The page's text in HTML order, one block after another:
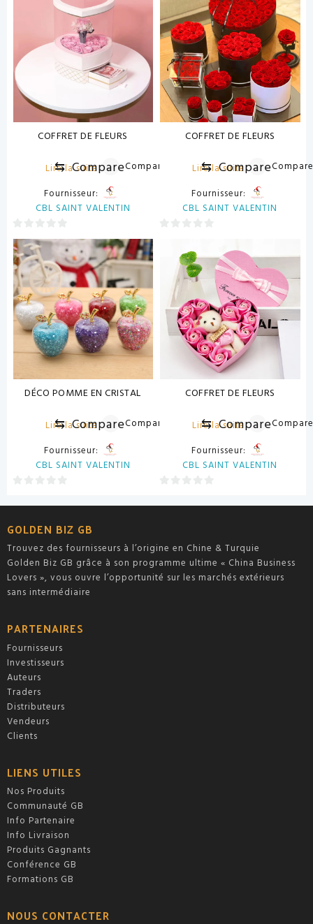
COFFRET DE FLEURS
Lire la suite
⇆ CompareCompare
Fournisseur:
CBL SAINT VALENTIN
0
sur
5
COFFRET DE FLEURS
Lire la suite
⇆ Compare
Fournisseur:
CBL SAINT VALENTIN
DÉCO POMME EN CRISTAL
Lire la suite
⇆ CompareCompare
Fournisseur:
CBL SAINT VALENTIN
sur
COFFRET DE FLEURS
Lire la suite
⇆ Compare
Fournisseur:
CBL SAINT VALENTIN
sur
GOLDEN BIZ GB
Trouvez des fournisseurs à l’origine en Chine & Turquie
Golden Biz GB grâce à son programme ultime « China Business
Lovers », vous ouvre l’opportunité sur les marchés extérieurs
sans intermédiaire
PARTENAIRES
Fournisseurs
Investisseurs
Auteurs
Traders
Distributeurs
Vendeurs
Clients
LIENS UTILES
Nos Produits
Communauté GB
Info Partenaire
Info Livraison
Produits Gagnants
Conférence GB
Formations GB
NOUS CONTACTER